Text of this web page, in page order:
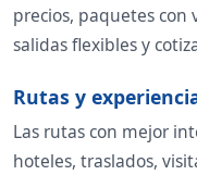
precios, paquetes con
salidas flexibles y
Rutas y
Las rutas con mejor
hoteles, traslados,